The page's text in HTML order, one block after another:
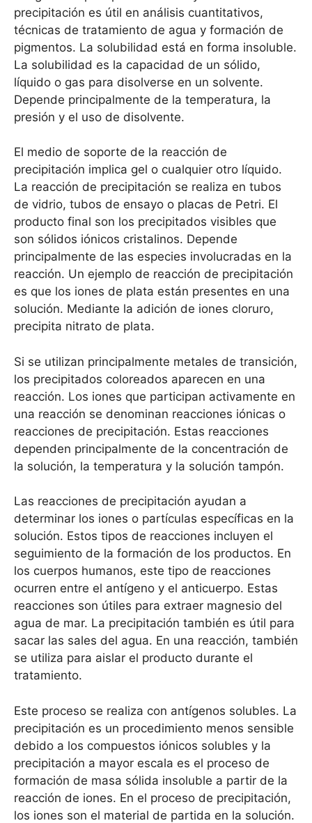
precipitación es útil en análisis cuantitativos,
técnicas de tratamiento de agua y formación de
pigmentos. La solubilidad está en forma insoluble.
La solubilidad es la capacidad de un sólido,
líquido o gas para disolverse en un solvente.
Depende principalmente de la temperatura, la
presión y el uso de disolvente.
El medio de soporte de la reacción de
precipitación implica gel o cualquier otro líquido.
La reacción de precipitación se realiza en tubos
de vidrio, tubos de ensayo o placas de Petri. El
producto final son los precipitados visibles que
son sólidos iónicos cristalinos. Depende
principalmente de las especies involucradas en la
reacción. Un ejemplo de reacción de precipitación
es que los iones de plata están presentes en una
solución. Mediante la adición de iones cloruro,
precipita nitrato de plata.
Si se utilizan principalmente metales de transición,
los precipitados coloreados aparecen en una
reacción. Los iones que participan activamente en
una reacción se denominan reacciones iónicas o
reacciones de precipitación. Estas reacciones
dependen principalmente de la concentración de
la solución, la temperatura y la solución tampón.
Las reacciones de precipitación ayudan a
determinar los iones o partículas específicas en la
solución. Estos tipos de reacciones incluyen el
seguimiento de la formación de los productos. En
los cuerpos humanos, este tipo de reacciones
ocurren entre el antígeno y el anticuerpo. Estas
reacciones son útiles para extraer magnesio del
agua de mar. La precipitación también es útil para
sacar las sales del agua. En una reacción, también
se utiliza para aislar el producto durante el
tratamiento.
Este proceso se realiza con antígenos solubles. La
precipitación es un procedimiento menos sensible
debido a los compuestos iónicos solubles y la
precipitación a mayor escala es el proceso de
formación de masa sólida insoluble a partir de la
reacción de iones. En el proceso de precipitación,
los iones son el material de partida en la solución.